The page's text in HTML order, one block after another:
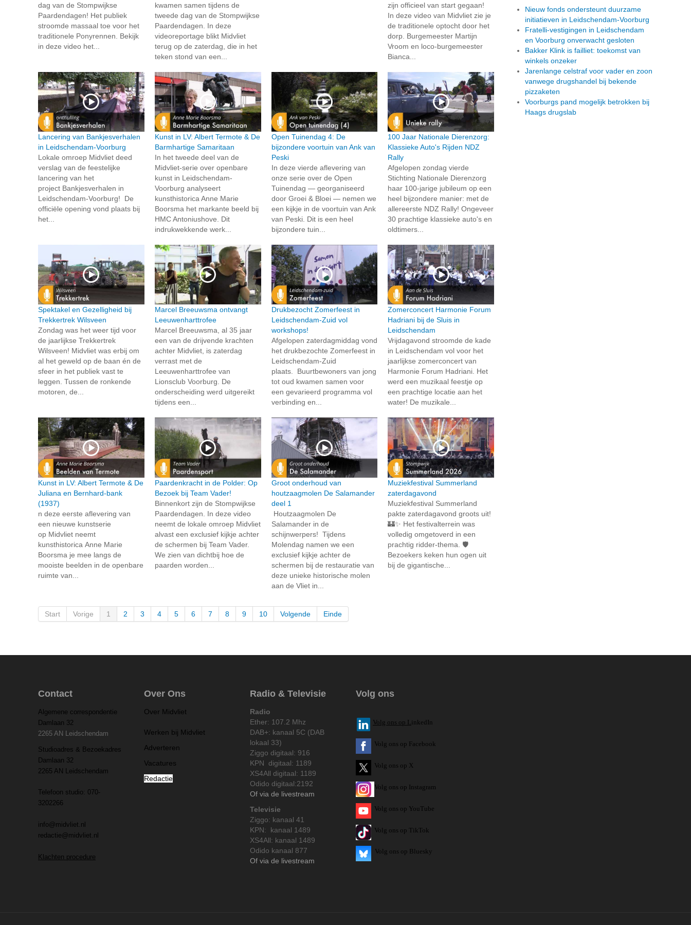
dag van de Stompwijkse
Paardendagen! Het publiek
stroomde massaal toe voor het
traditionele Ponyrennen. Bekijk
in deze video het...
kwamen samen tijdens de
tweede dag van de Stompwijkse
Paardendagen. In deze
videoreportage blikt Midvliet
terug op de zaterdag, die in het
teken stond van een...
zijn officieel van start gegaan!
In deze video van Midvliet zie je
de traditionele optocht door het
dorp. Burgemeester Martijn
Vroom en loco-burgemeester
Bianca...
Lancering van Bankjesverhalen
in Leidschendam-Voorburg
Lokale omroep Midvliet deed
verslag van de feestelijke
lancering van het
project Bankjesverhalen in
Leidschendam-Voorburg! De
officiële opening vond plaats bij
het...
Kunst in LV: Albert Termote & De
Barmhartige Samaritaan
In het tweede deel van de
Midvliet-serie over openbare
kunst in Leidschendam-
Voorburg analyseert
kunsthistorica Anne Marie
Boorsma het markante beeld bij
HMC Antoniushove. Dit
indrukwekkende werk...
Open Tuinendag 4: De
bijzondere voortuin van Ank van
Peski
In deze vierde aflevering van
onze serie over de Open
Tuinendag — georganiseerd
door Groei & Bloei — nemen we
een kijkje in de voortuin van Ank
van Peski. Dit is een heel
bijzondere tuin...
100 Jaar Nationale Dierenzorg:
Klassieke Auto's Rijden NDZ
Rally
Afgelopen zondag vierde
Stichting Nationale Dierenzorg
haar 100-jarige jubileum op een
heel bijzondere manier: met de
allereerste NDZ Rally! Ongeveer
30 prachtige klassieke auto's en
oldtimers...
Spektakel en Gezelligheid bij
Trekkertrek Wilsveen
Zondag was het weer tijd voor
de jaarlijkse Trekkertrek
Wilsveen! Midvliet was erbij om
al het geweld op de baan én de
sfeer in het publiek vast te
leggen. Tussen de ronkende
motoren, de...
Marcel Breeuwsma ontvangt
Leeuwenharttrofee
Marcel Breeuwsma, al 35 jaar
een van de drijvende krachten
achter Midvliet, is zaterdag
verrast met de
Leeuwenharttrofee van
Lionsclub Voorburg. De
onderscheiding werd uitgereikt
tijdens een...
Drukbezocht Zomerfeest in
Leidschendam-Zuid vol
workshops!
Afgelopen zaterdagmiddag vond
het drukbezochte Zomerfeest in
Leidschendam-Zuid
plaats. Buurtbewoners van jong
tot oud kwamen samen voor
een gevarieerd programma vol
verbinding en...
Zomerconcert Harmonie Forum
Hadriani bij de Sluis in
Leidschendam
Vrijdagavond stroomde de kade
in Leidschendam vol voor het
jaarlijkse zomerconcert van
Harmonie Forum Hadriani. Het
werd een muzikaal feestje op
een prachtige locatie aan het
water! De muzikale...
Kunst in LV: Albert Termote & De
Juliana en Bernhard-bank
(1937)
n deze eerste aflevering van
een nieuwe kunstserie
op Midvliet neemt
kunsthistorica Anne Marie
Boorsma je mee langs de
mooiste beelden in de openbare
ruimte van...
Paardenkracht in de Polder: Op
Bezoek bij Team Vader!
Binnenkort zijn de Stompwijkse
Paardendagen. In deze video
neemt de lokale omroep Midvliet
alvast een exclusief kijkje achter
de schermen bij Team Vader.
We zien van dichtbij hoe de
paarden worden...
Groot onderhoud van
houtzaagmolen De Salamander
deel 1
Houtzaagmolen De
Salamander in de
schijnwerpers! Tijdens
Molendag namen we een
exclusief kijkje achter de
schermen bij de restauratie van
deze unieke historische molen
aan de Vliet in...
Muziekfestival Summerland
zaterdagavond
Muziekfestival Summerland
pakte zaterdagavond groots uit!
🏰✨ Het festivalterrein was
volledig omgetoverd in een
prachtig ridder-thema. 🛡️
Bezoekers keken hun ogen uit
bij de gigantische...
Start Vorige 1 2 3 4 5 6 7 8 9 10 Volgende Einde
Nieuw fonds ondersteunt duurzame
initiatieven in Leidschendam-Voorburg
Fratelli-vestigingen in Leidschendam
en Voorburg onverwacht gesloten
Bakker Klink is failliet: toekomst van
winkels onzeker
Jarenlange celstraf voor vader en zoon
vanwege drugshandel bij bekende
pizzaketen
Voorburgs pand mogelijk betrokken bij
Haags drugslab
Contact
Algemene correspondentie
Damlaan 32
2265 AN Leidschendam
Studioadres & Bezoekadres
Damlaan 32
2265 AN Leidschendam
Telefoon studio: 070-
3202266
info@midvliet.nl
redactie@midvliet.nl
Klachten procedure
Over Ons
Over Midvliet
Werken bij Midvliet
Adverteren
Vacatures
Redactie
Radio & Televisie
Radio
Ether: 107.2 Mhz
DAB+: kanaal 5C (DAB
lokaal 33)
Ziggo digitaal: 916
KPN digitaal: 1189
XS4All digitaal: 1189
Odido digitaal:2192
Of via de livestream
Televisie
Ziggo: kanaal 41
KPN: kanaal 1489
XS4All: kanaal 1489
Odido kanaal 877
Of via de livestream
Volg ons
Volg ons op L inkedIn
Volg ons op Facebook
Volg ons op X
Volg ons op Instagram
Volg ons op YouTube
Volg ons op TikTok
Volg ons op Bluesky